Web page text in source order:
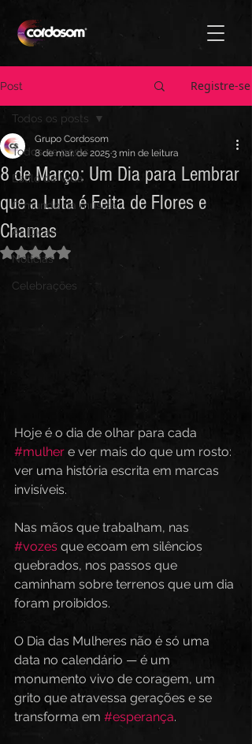
Post Registre-se
Todos os posts
Estilo de Vida
O mundo da música
As Dicas
Notícias
Celebrações
Todos os posts
8 de Março: Um Dia para Lembrar
que a Luta é Feita de Flores e
Chamas
Grupo Cordosom
8 de mar. de 2025 3 min de leitura
Avaliado com NaN de 5 estrelas.
Hoje é o dia de olhar para cada
#mulher e ver mais do que um rosto:
ver uma história escrita em marcas
invisíveis.
Nas mãos que trabalham, nas
#vozes que ecoam em silêncios
quebrados, nos passos que
caminham sobre terrenos que um dia
foram proibidos.
O Dia das Mulheres não é só uma
data no calendário — é um
monumento vivo de coragem, um
grito que atravessa gerações e se
transforma em #esperança.